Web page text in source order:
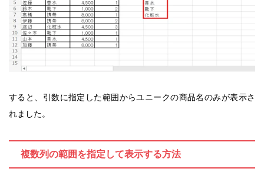
すると、引数に指定した範囲からユニークの商品名のみが表示さ
れました。
複数列の範囲を指定して表示する方法